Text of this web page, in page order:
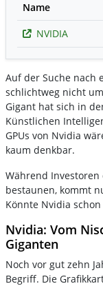
Name
NVIDIA
Auf der Suche nach
schlichtweg nicht um
Gigant hat sich in
Künstlichen
GPUs von Nvidia
kaum denkbar.
Während
bestaunen, kommt
Könnte Nvidia
Nvidia: Vom
Giganten
Noch vor gut zehn
Begriff. Die